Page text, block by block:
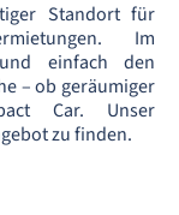
Standort für
Im
einfach den
– ob geräumiger
Car. Unser
zu finden.